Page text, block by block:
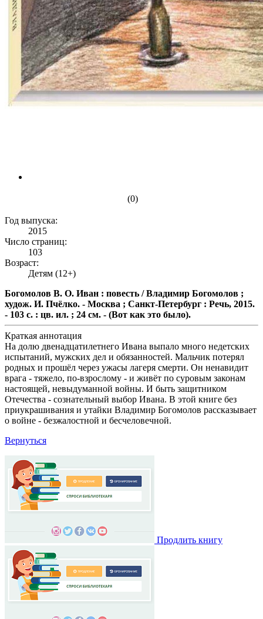
(0)
Год выпуска:
2015
Число страниц:
103
Возраст:
Детям (12+)
Богомолов В. О. Иван : повесть / Владимир Богомолов ;
худож. И. Пчёлко. - Москва ; Санкт-Петербург : Речь, 2015.
- 103 с. : цв. ил. ; 24 см. - (Вот как это было).
Краткая аннотация
На долю двенадцатилетнего Ивана выпало много недетских
испытаний, мужских дел и обязанностей. Мальчик потерял
родных и прошёл через ужасы лагеря смерти. Он ненавидит
врага - тяжело, по-взрослому - и живёт по суровым законам
настоящей, невыдуманной войны. И быть защитником
Отечества - сознательный выбор Ивана. В этой книге без
приукрашивания и утайки Владимир Богомолов рассказывает
о войне - безжалостной и бесчеловечной.
Вернуться
Продлить книгу